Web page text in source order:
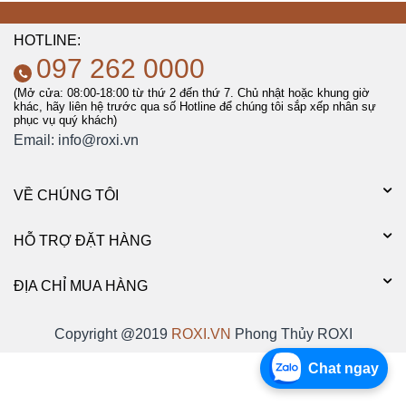
Chat ngay
HOTLINE:
097 262 0000
(Mở cửa: 08:00-18:00 từ thứ 2 đến thứ 7. Chủ nhật hoặc khung giờ
khác, hãy liên hệ trước qua số Hotline để chúng tôi sắp xếp nhân sự
phục vụ quý khách)
Email: info@roxi.vn
VỀ CHÚNG TÔI
HỖ TRỢ ĐẶT HÀNG
ĐỊA CHỈ MUA HÀNG
Copyright @2019 ROXI.VN Phong Thủy ROXI